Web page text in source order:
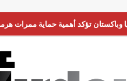
وباكستان تؤكد أهمية حماية ممرات